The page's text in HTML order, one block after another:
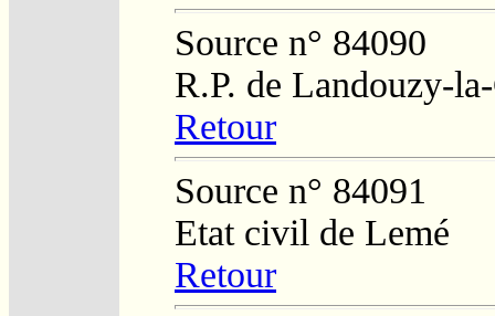
Source n° 84090
R.P. de Landouzy-
Retour
Source n° 84091
Etat civil de Lemé
Retour